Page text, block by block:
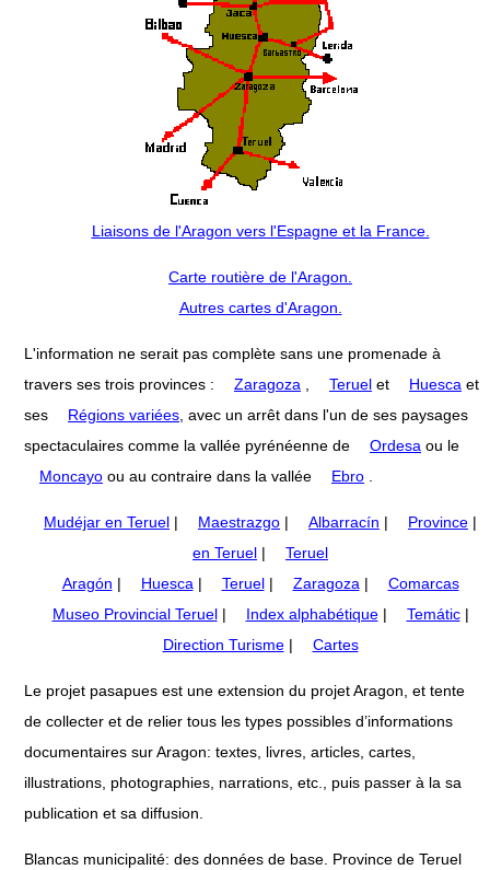
Liaisons de l'Aragon vers l'Espagne et la France.
Carte routière de l'Aragon.
Autres cartes d'Aragon.
L'information ne serait pas complète sans une promenade à
travers ses trois provinces :
Zaragoza , Teruel et Huesca et
ses
Régions variées, avec un arrêt dans l'un de ses paysages
spectaculaires comme la vallée pyrénéenne de
Ordesa ou le
Moncayo ou au contraire dans la vallée Ebro .
Mudéjar en Teruel | Maestrazgo | Albarracín | Province |
en Teruel |
Teruel
Aragón | Huesca| Teruel| Zaragoza|
Comarcas
Museo Provincial Teruel| Index alphabétique| Temátic|
Direction Turisme| Cartes
Le projet pasapues est une extension du projet Aragon, et tente
de collecter et de relier tous les types possibles d’informations
documentaires sur Aragon: textes, livres, articles, cartes,
illustrations, photographies, narrations, etc., puis passer à la sa
publication et sa diffusion.
Blancas municipalité: des données de base. Province de Teruel